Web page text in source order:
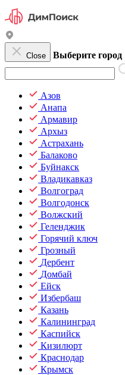
Close Выберите город
Азов
Анапа
Армавир
Архыз
Астрахань
Балаково
Буйнакск
Владикавказ
Волгоград
Волгодонск
Волжский
Геленджик
Горячий ключ
Грозный
Дербент
Домбай
Ейск
Избербаш
Казань
Калининград
Каспийск
Кизилюрт
Краснодар
Крымск